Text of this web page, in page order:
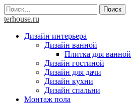
Skip
to
Найти:
terhouse.ru
Дизайн интерьера
Дизайн ванной
Плитка для ванной
Дизайн гостиной
Дизайн для дачи
Дизайн кухни
Дизайн спальни
Монтаж пола